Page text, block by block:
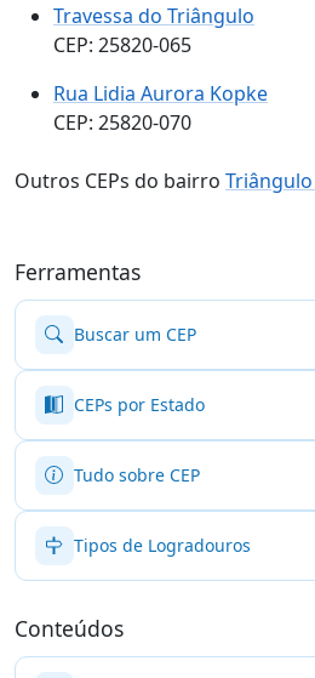
Travessa do Triângulo
CEP: 25820-065
Rua Lidia Aurora Kopke
CEP: 25820-070
Outros CEPs do bairro
Ferramentas
Buscar um CEP
CEPs por Estado
Tudo sobre CEP
Tipos de Logradouros
Conteúdos